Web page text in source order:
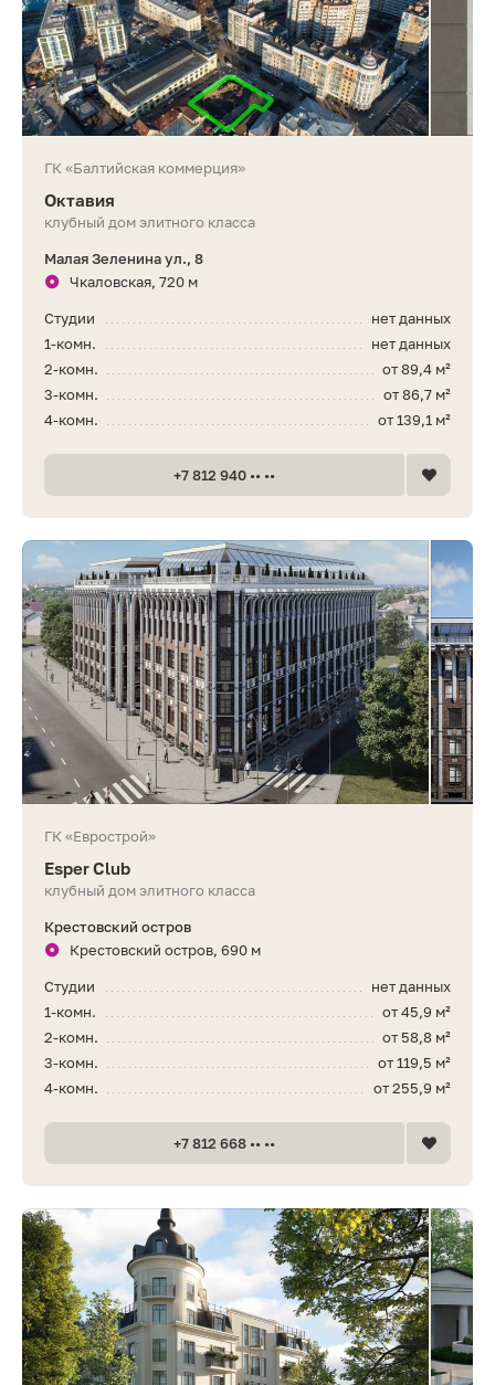
ГК «Балтийская коммерция»
Октавия
клубный дом элитного класса
Малая Зеленина ул., 8
Чкаловская, 720 м
нет данных
Студии
нет данных
1-комн.
от 89,4 м²
2-комн.
от 86,7 м²
3-комн.
от 139,1 м²
4-комн.
+7 812 940 •• ••
ГК «Еврострой»
Esper Club
клубный дом элитного класса
Крестовский остров
Крестовский остров, 690 м
нет данных
Студии
от 45,9 м²
1-комн.
от 58,8 м²
2-комн.
от 119,5 м²
3-комн.
от 255,9 м²
4-комн.
+7 812 668 •• ••